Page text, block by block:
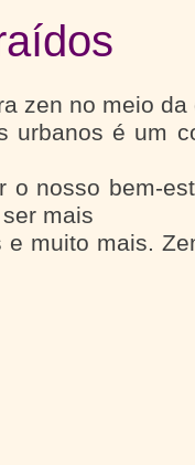
zen no meio da
urbanos é um
o nosso bem-
mais
muito mais.